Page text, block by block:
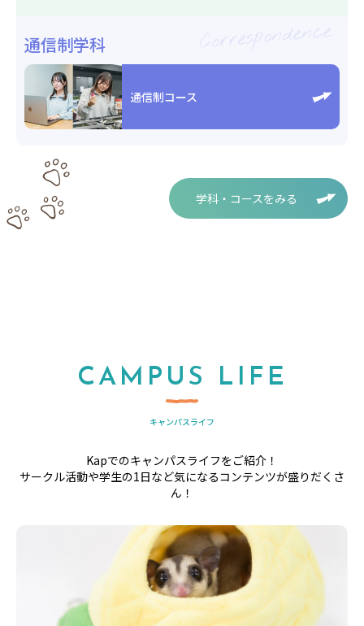
通信制学科
通信制コース
学科・コースをみる
CAMPUS LIFE
キャンパスライフ
Kapでのキャンパスライフをご紹介！
サークル活動や学生の1日など気になるコンテンツが盛りだくさ
ん！